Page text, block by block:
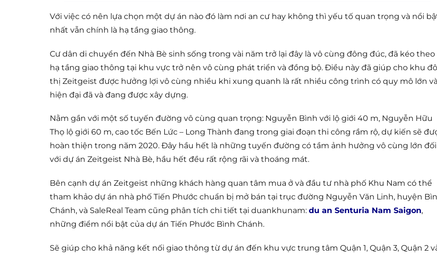
Với việc có nên lựa chọn một dự án nào đó làm nơi an cư hay không thì yếu tố quan trọng và nổi
nhất vẫn chính là hạ tầng giao thông.
Cư dân di chuyển đến Nhà Bè sinh sống trong vài năm trở lại đây là vô cùng đông đúc, đã kéo theo
hạ tầng giao thông tại khu vực trở nên vô cùng phát triển và đồng bộ. Điều này đã giúp cho khu đô
thị Zeitgeist được hưởng lợi vô cùng nhiều khi xung quanh là rất nhiều công trình có quy mô lớn và
hiện đại đã và đang được xây dựng.
Nằm gần với một số tuyến đường vô cùng quan trọng: Nguyễn Bình với lộ giới 40 m, Nguyễn Hữu
Thọ lộ giới 60 m, cao tốc Bến Lức – Long Thành đang trong giai đoạn thi công rầm rộ, dự kiến sẽ
hoàn thiện trong năm 2020. Đây hầu hết là những tuyến đường có tầm ảnh hưởng vô cùng lớn đối
với dự án Zeitgeist Nhà Bè, hầu hết đều rất rộng rãi và thoáng mát.
Bên cạnh dự án Zeitgeist những khách hàng quan tâm mua ở và đầu tư nhà phố Khu Nam có thể
tham khảo dự án nhà phố Tiến Phước chuẩn bị mở bán tại trục đường Nguyễn Văn Linh, huyện
Chánh, và SaleReal Team cũng phân tích chi tiết tại duankhunam: du an Senturia Nam Saigon,
những điểm nổi bật của dự án Tiến Phước Bình Chánh.
Sẽ giúp cho khả năng kết nối giao thông từ dự án đến khu vực trung tâm Quận 1, Quận 3, Quận 2